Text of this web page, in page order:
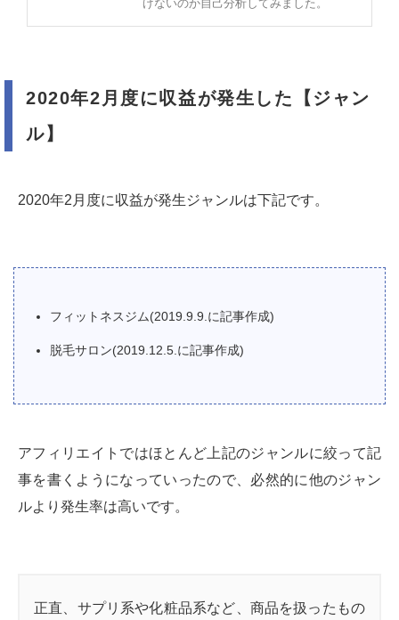
げないのか自己分析してみました。
2020年2月度に収益が発生した【ジャン
ル】
2020年2月度に収益が発生ジャンルは下記です。
フィットネスジム(2019.9.9.に記事作成)
脱毛サロン(2019.12.5.に記事作成)
アフィリエイトではほとんど上記のジャンルに絞って記
事を書くようになっていったので、必然的に他のジャン
ルより発生率は高いです。
正直、サプリ系や化粧品系など、商品を扱ったもの